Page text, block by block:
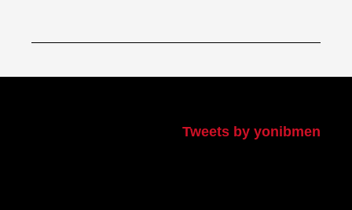
Tweets by yonibmen